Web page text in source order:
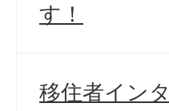
す！
移住者イン